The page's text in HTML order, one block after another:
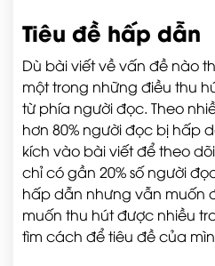
Tiêu đề hấp dẫn
Dù bài viết về vấn đề nào
một trong những điều thu
từ phía người đọc. Theo
hơn 80% người đọc bị hấp
kích vào bài viết để theo
chỉ có gần 20% số người
hấp dẫn nhưng vẫn muốn
muốn thu hút được nhiều
tìm cách để tiêu đề của